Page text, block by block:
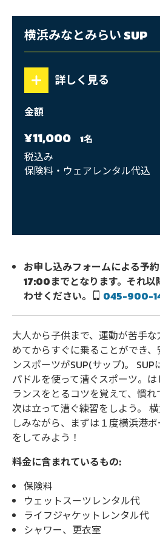
み
ら
い
SUP
体
験
横浜みなとみらい SUP
詳しく見る
金額
¥11,000 1名
税込み
保険料・ウェアレンタル代込
お申し込みフォームによる予
17:00までとなります。それ以
わせください。
045-900-
大人から子供まで、運動が苦手
めてからすぐに乗ることができ
ンスポーツがSUP(サップ)。 SUP
パドルを使って漕ぐスポーツ。
ランスをとるコツを覚えて、慣れ
次は立って漕ぐ練習をしよう。
しみながら、まずは１度横浜港
をしてみよう！
料金に含まれているもの:
保険料
ウェットスーツレンタル代
ライフジャケットレンタル代
シャワー、更衣室